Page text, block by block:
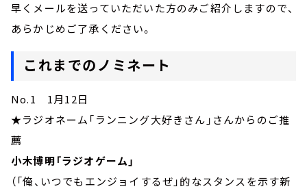
早くメールを送っていただいた方のみご紹介しますので、
あらかじめご了承ください。
これまでのノミネート
No.1 1月12日
★ラジオネーム「ランニング大好きさん」さんからのご推
薦
小木博明「ラジオゲーム」
（「俺、いつでもエンジョイするぜ」的なスタンスを示す新